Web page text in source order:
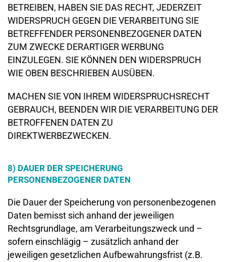
BETREIBEN, HABEN SIE DAS RECHT, JEDERZEIT
WIDERSPRUCH GEGEN DIE VERARBEITUNG SIE
BETREFFENDER PERSONENBEZOGENER DATEN
ZUM ZWECKE DERARTIGER WERBUNG
EINZULEGEN. SIE KÖNNEN DEN WIDERSPRUCH
WIE OBEN BESCHRIEBEN AUSÜBEN.
MACHEN SIE VON IHREM WIDERSPRUCHSRECHT
GEBRAUCH, BEENDEN WIR DIE VERARBEITUNG DER
BETROFFENEN DATEN ZU
DIREKTWERBEZWECKEN.
8) DAUER DER SPEICHERUNG
PERSONENBEZOGENER DATEN
Die Dauer der Speicherung von personenbezogenen
Daten bemisst sich anhand der jeweiligen
Rechtsgrundlage, am Verarbeitungszweck und –
sofern einschlägig – zusätzlich anhand der
jeweiligen gesetzlichen Aufbewahrungsfrist (z.B.